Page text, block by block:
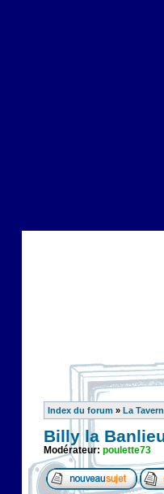
Index du forum » La
Billy la
Modérateur: poulette73